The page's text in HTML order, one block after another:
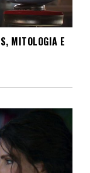
MITOLOGIA E